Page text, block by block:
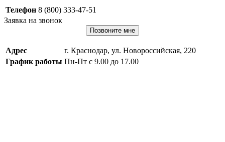
Телефон 8 (800) 333-47-51
Заявка на звонок
Позвоните мне
Адрес
г. Краснодар, ул. Новороссийская, 220
График работы Пн-Пт с 9.00 до 17.00